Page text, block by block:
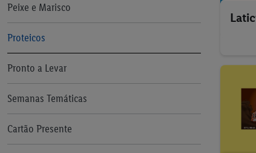
Peixe e Marisco
Proteicos
Pronto a Levar
Semanas Temáticas
Cartão Presente